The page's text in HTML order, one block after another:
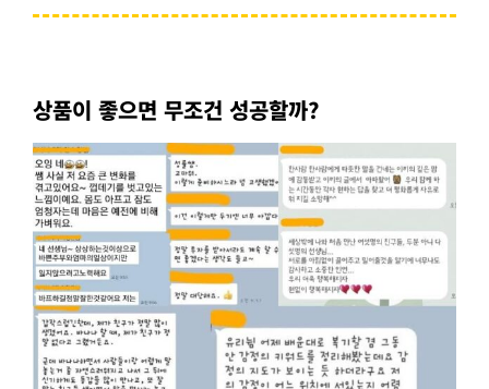
상품이 좋으면 무조건 성공할까?